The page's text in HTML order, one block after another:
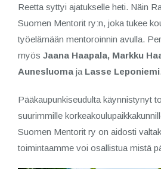
Reetta syttyi ajatukselle heti. Näin
Suomen Mentorit ry:n, joka tukee
työelämään mentoroinnin avulla.
myös Jaana Haapala, Markku
Aunesluoma ja Lasse Leponiemi.
Pääkaupunkiseudulta käynnistynyt
suurimmille
Suomen Mentorit ry on aidosti
toimintaamme voi osallistua mistä